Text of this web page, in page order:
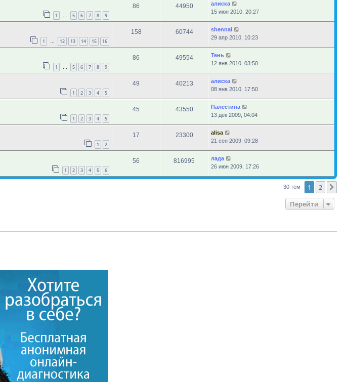
1 … 5 6 7 8 9
86 44950
алиска
15 июн 2010, 20:27
1 … 12 13 14 15 16
158 60744
shennal
29 апр 2010, 10:23
1 … 5 6 7 8 9
86 49554
Тень
12 янв 2010, 03:50
1 2 3 4 5
49 40213
алиска
08 янв 2010, 17:50
1 2 3 4 5
45 43550
Палестина
13 дек 2009, 04:04
1 2
17 23300
alisa
21 сен 2009, 09:28
1 2 3 4 5 6
56 816995
лада
26 июн 2009, 17:26
30 тем 1 2
Перейти